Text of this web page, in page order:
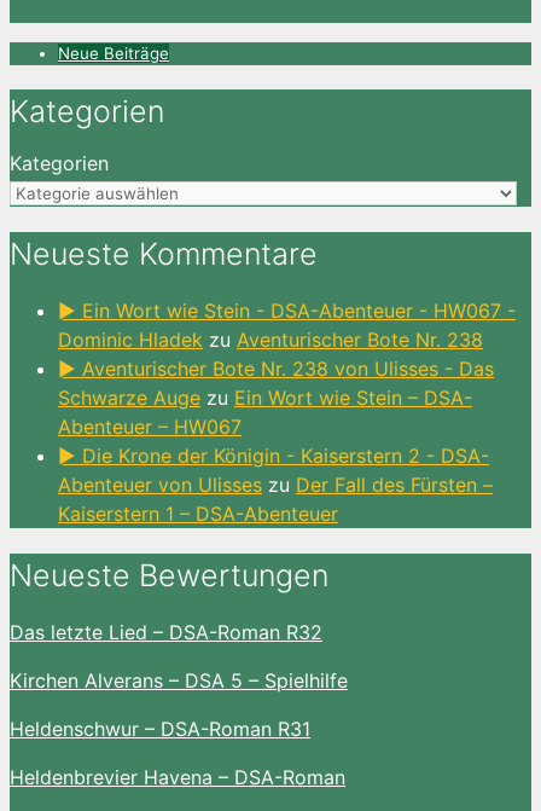
Neue Beiträge
Kategorien
Kategorien
Neueste Kommentare
► Ein Wort wie Stein - DSA-Abenteuer - HW067 -
Dominic Hladek zu Aventurischer Bote Nr. 238
► Aventurischer Bote Nr. 238 von Ulisses - Das
Schwarze Auge zu Ein Wort wie Stein – DSA-
Abenteuer – HW067
► Die Krone der Königin - Kaiserstern 2 - DSA-
Abenteuer von Ulisses zu Der Fall des Fürsten –
Kaiserstern 1 – DSA-Abenteuer
Neueste Bewertungen
Das letzte Lied – DSA-Roman R32
Kirchen Alverans – DSA 5 – Spielhilfe
Heldenschwur – DSA-Roman R31
Heldenbrevier Havena – DSA-Roman